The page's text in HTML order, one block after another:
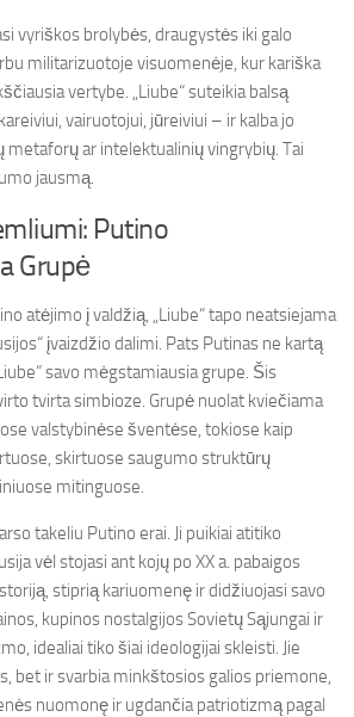
vyriškos brolybės, draugystės iki galo
militarizuotoje visuomenėje, kur kariška
vertybe. „Liube“ suteikia balsą
vairuotojui, jūreiviui – ir kalba jo
metaforų ar intelektualinių vingrybių. Tai
jausmą.
Putino
Grupė
atėjimo į valdžią, „Liube“ tapo neatsiejama
įvaizdžio dalimi. Pats Putinas ne kartą
savo mėgstamiausia grupe. Šis
tvirta simbioze. Grupė nuolat kviečiama
valstybinėse šventėse, tokiose kaip
skirtuose saugumo struktūrų
mitinguose.
takeliu Putino erai. Ji puikiai atitiko
vėl stojasi ant kojų po XX a. pabaigos
stiprią kariuomenę ir didžiuojasi savo
kupinos nostalgijos Sovietų Sąjungai ir
idealiai tiko šiai ideologijai skleisti. Jie
bet ir svarbia minkštosios galios priemone,
nuomonę ir ugdančia patriotizmą pagal